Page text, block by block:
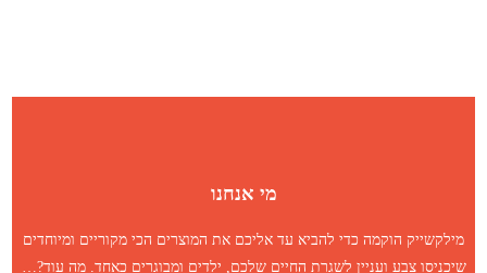
מי אנחנו
מילקשייק הוקמה כדי להביא עד אליכם את המוצרים הכי מקוריים ומיוחדים
שיכניסו צבע ועניין לשגרת החיים שלכם, ילדים ומבוגרים כאחד.מה עוד?…